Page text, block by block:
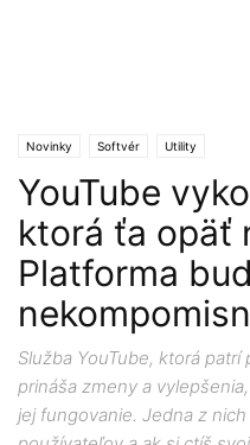
Novinky Softvér Utility
YouTube
ktorá ťa opäť
Platforma
Služba YouTube, ktorá
prináša zmeny a
jej fungovanie. Jedna z